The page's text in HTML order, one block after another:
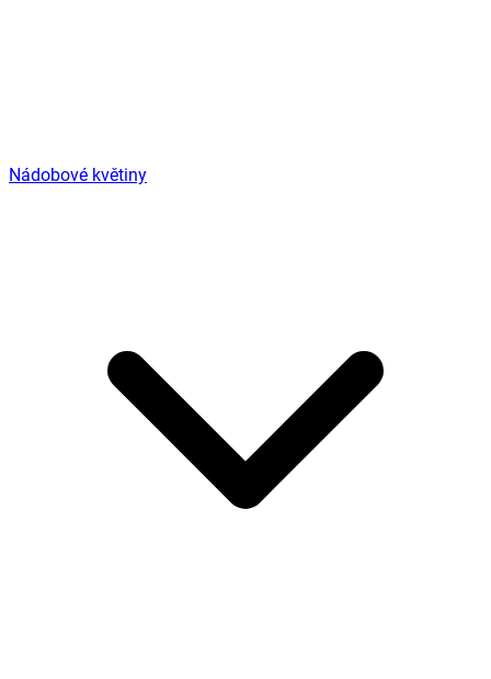
Nádobové květiny